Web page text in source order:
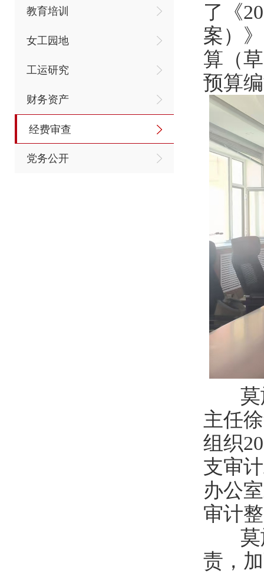
教育培训
女工园地
工运研究
财务资产
经费审查
党务公开
了《
案）
算（
预算
莫旗
主任
组织
支审
办公
审计
莫旗
责，